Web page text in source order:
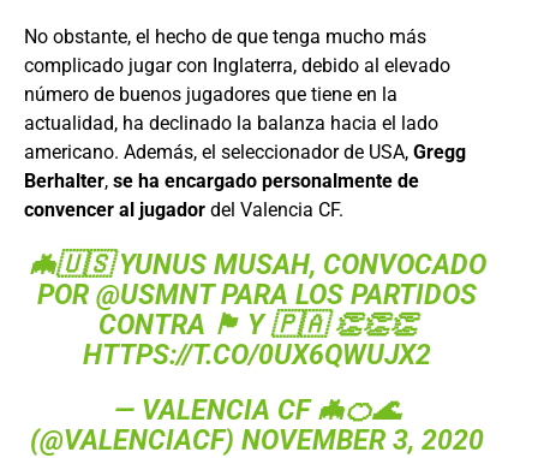
No obstante, el hecho de que tenga mucho más
complicado jugar con Inglaterra, debido al elevado
número de buenos jugadores que tiene en la
actualidad, ha declinado la balanza hacia el lado
americano. Además, el seleccionador de USA, Gregg
Berhalter, se ha encargado personalmente de
convencer al jugador del Valencia CF.
🦇🇺🇸 YUNUS MUSAH, CONVOCADO
POR @USMNTPARA LOS PARTIDOS
CONTRA 🏴󠁧󠁢󠁷󠁬󠁳󠁿 Y 🇵🇦 👏👏👏
HTTPS://T.CO/0UX6QWUJX2
— VALENCIA CF 🦇🍊🌊
(@VALENCIACF) NOVEMBER 3, 2020